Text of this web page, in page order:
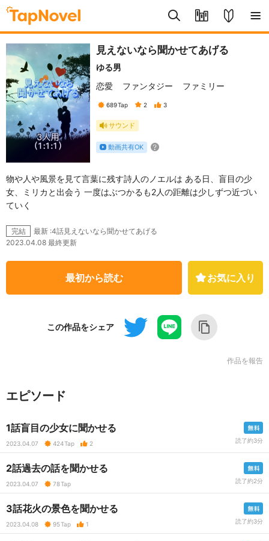
見えないなら聞かせてあげる
ゆる男
恋愛
ファンタジー ファミリー
689Tap 2 3
サウンド
動画共有OK
物や人や風景を見て言葉に残す詩人のノエルは ある日、盲目の少
女、ミリカと出会う 一度はぶつかるも2人の距離は少しずつ近づい
ていく
完結
最新 :4話見えないなら聞かせてあげる
2023.04.08 最終更新
最初から読む お気に入り
この作品をシェア
作品を報告
エピソード
1話盲目の少女に聞かせる
2023.04.07 424Tap 2 読了約3分
2話過去の話を聞かせる
2023.04.07 78Tap 読了約2分
3話花火の景色を聞かせる
2023.04.08 95Tap 1 読了約3分